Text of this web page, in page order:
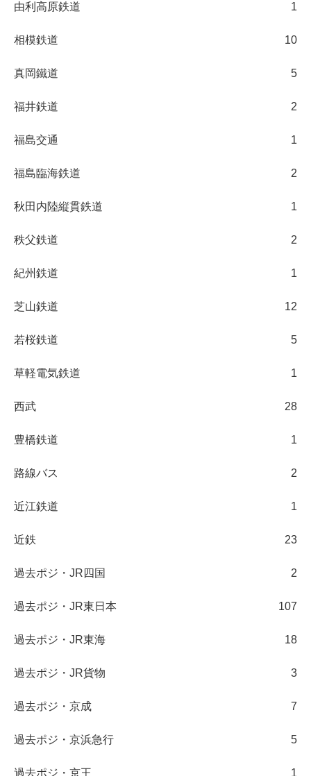
由利高原鉄道 1
相模鉄道 10
真岡鐵道 5
福井鉄道 2
福島交通 1
福島臨海鉄道 2
秋田内陸縦貫鉄道 1
秩父鉄道 2
紀州鉄道 1
芝山鉄道 12
若桜鉄道 5
草軽電気鉄道 1
西武 28
豊橋鉄道 1
路線バス 2
近江鉄道 1
近鉄 23
過去ポジ・JR四国 2
過去ポジ・JR東日本 107
過去ポジ・JR東海 18
過去ポジ・JR貨物 3
過去ポジ・京成 7
過去ポジ・京浜急行 5
過去ポジ・京王 1